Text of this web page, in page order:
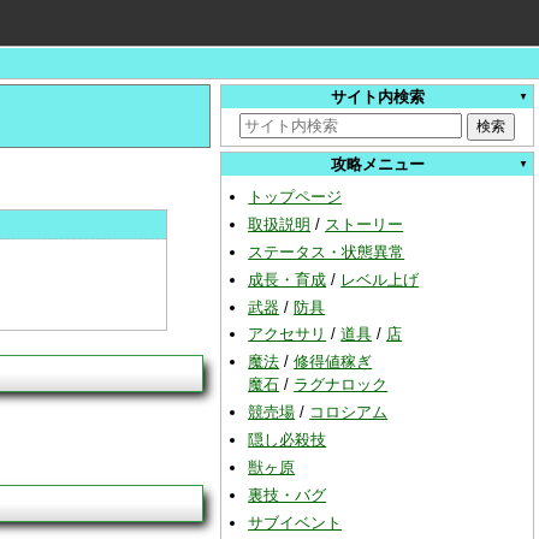
サイト内検索
攻略メニュー
トップページ
取扱説明 / ストーリー
ステータス・状態異常
成長・育成 / レベル上げ
武器 /防具
アクセサリ /道具 / 店
魔法 /修得値稼ぎ
魔石 / ラグナロック
競売場 / コロシアム
隠し必殺技
獣ヶ原
裏技・バグ
サブイベント